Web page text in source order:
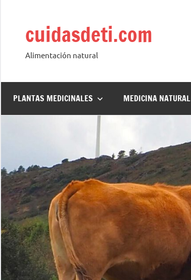
contenidocuidasdeti.com
Alimentación natural
PLANTAS MEDICINALES MEDICINA NATURAL